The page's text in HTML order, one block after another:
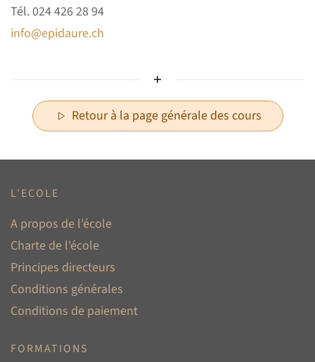
Tél. 024 426 28 94
info@epidaure.ch
Retour à la page générale des cours
L'ECOLE
A propos de l'école
Charte de l'école
Principes directeurs
Conditions générales
Conditions de paiement
FORMATIONS